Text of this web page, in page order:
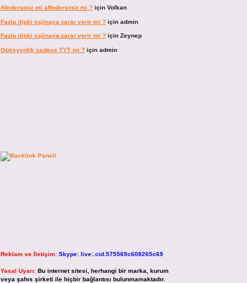
Afedersiniz mi affedersiniz mi ?için Volkan
Fazla ilişki vajinaya zarar verir mi ?için admin
Fazla ilişki vajinaya zarar verir mi ?için Zeynep
Optisyenlik sadece TYT mi ?için admin
Reklam ve İletişim: Skype: live:.cid.575569c608265c69
Yasal Uyarı: Bu internet sitesi, herhangi bir marka, kurum
veya şahıs şirketi ile hiçbir bağlantısı bulunmamaktadır.